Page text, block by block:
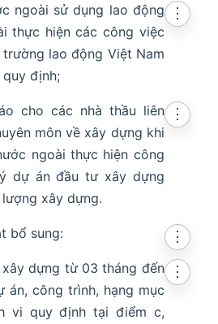
ngoài sử dụng lao động
thực hiện các công việc
lao động Việt Nam
định;
⋮
cho các nhà thầu liên
môn về xây dựng khi
ngoài thực hiện công
dự án đầu tư xây dựng
xây dựng.
⋮
bổ sung:
⋮
dựng từ 03 tháng đến
án, công trình, hạng mục
vi quy định tại điểm c,
⋮